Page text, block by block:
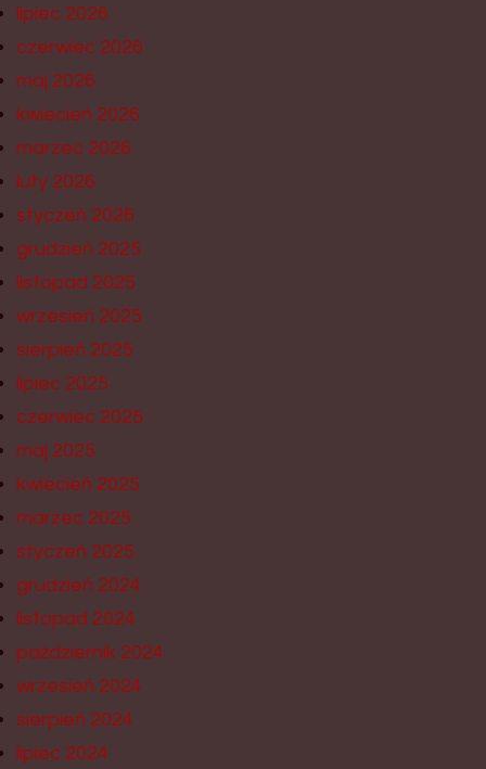
lipiec 2026
czerwiec 2026
maj 2026
kwiecień 2026
marzec 2026
luty 2026
styczeń 2026
grudzień 2025
listopad 2025
wrzesień 2025
sierpień 2025
lipiec 2025
czerwiec 2025
maj 2025
kwiecień 2025
marzec 2025
styczeń 2025
grudzień 2024
listopad 2024
październik 2024
wrzesień 2024
sierpień 2024
lipiec 2024